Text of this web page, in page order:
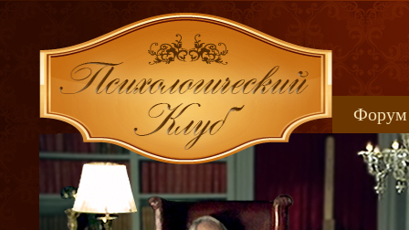
Форум